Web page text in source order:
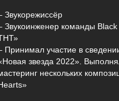
Звукорежиссёр
Звукоинженер команды
Принимал участие в
звезда 2022».
нескольких